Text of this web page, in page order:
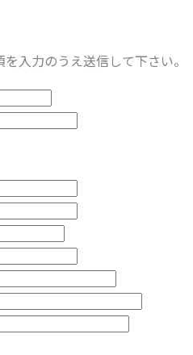
入力のうえ送信して下さい。